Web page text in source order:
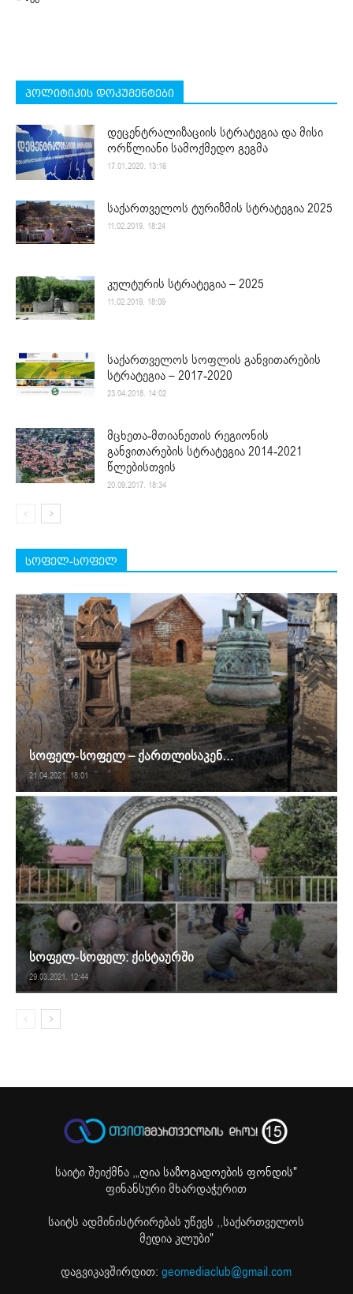
პოლიტიკის დოკუმენტები
დეცენტრალიზაციის სტრატეგია და მისი
ორწლიანი სამოქმედო გეგმა
17.01.2020. 13:16
საქართველოს ტურიზმის სტრატეგია 2025
11.02.2019. 18:24
კულტურის სტრატეგია – 2025
11.02.2019. 18:09
საქართველოს სოფლის განვითარების
სტრატეგია – 2017-2020
23.04.2018. 14:02
მცხეთა-მთიანეთის რეგიონის
განვითარების სტრატეგია 2014-2021
წლებისთვის
20.09.2017. 18:34
სოფელ-სოფელ
სოფელ-სოფელ – ქართლისაკენ…
21.04.2021. 18:01
სოფელ-სოფელ: ქისტაურში
29.03.2021. 12:44
საიტი შეიქმნა ,„ღია საზოგადოების ფონდის"
ფინანსური მხარდაჭერით
საიტს ადმინისტრირებას უწევს ,,საქართველოს
მედია კლუბი"
დაგვიკავშირდით:geomediaclub@gmail.com